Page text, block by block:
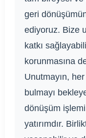
geri
ediyoruz. Bize
katkı
korunmasına
Unutmayın,
bulmayı
dönüşüm
yatırımdır.